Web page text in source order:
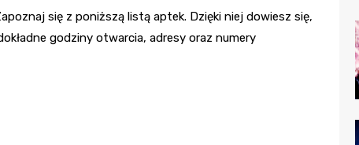
Apteka
Taxi
Stacja paliw
Pozostałe kluby
Urząd
się z poniższą listą aptek. Dzięki niej dowiesz się,
godziny otwarcia, adresy oraz numery